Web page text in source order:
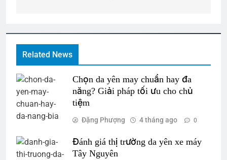
Related News
Chọn da yên may chuẩn hay đa
năng? Giải pháp tối ưu cho chủ
tiệm
Đặng Phượng 4 tháng ago 0
Đánh giá thị trường da yên xe máy
Tây Nguyên